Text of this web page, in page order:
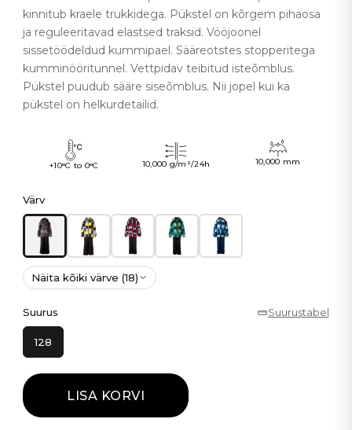
kinnitub kraele trukkidega. Pükstel on kõrgem pihaosa
ja reguleeritavad elastsed traksid. Vööjoonel
sissetöödeldud kummipael. Sääreotstes stopperitega
kumminööritunnel. Vettpidav teibitud isteõmblus.
Pükstel puudub sääre siseõmblus. Nii jopel kui ka
pükstel on helkurdetailid.
+10°C to 0°C 10,000 g/m²/24h 10,000 mm
Värv
Näita kõiki värve (18)
Suurus Suurustabel
128
LISA KORVI